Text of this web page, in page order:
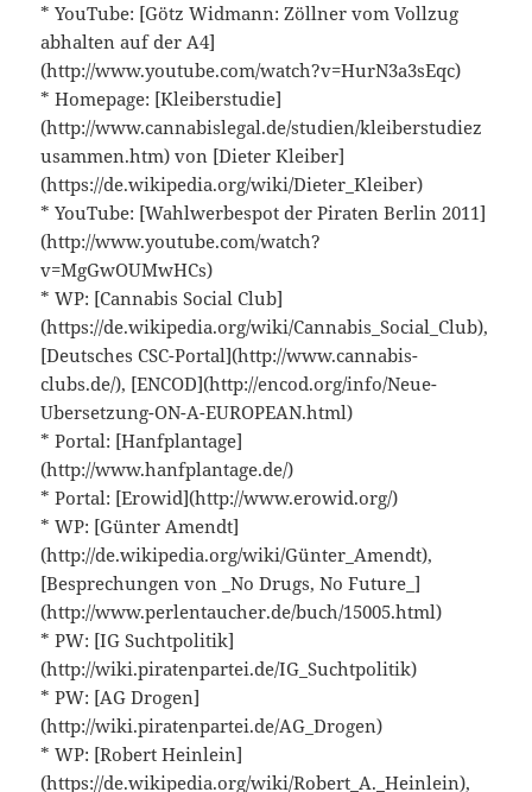
* YouTube: [Götz Widmann: Zöllner vom Vollzug
abhalten auf der A4]
(http://www.youtube.com/watch?v=HurN3a3sEqc)
* Homepage: [Kleiberstudie]
(http://www.cannabislegal.de/studien/kleiberstudiez
usammen.htm) von [Dieter Kleiber]
(https://de.wikipedia.org/wiki/Dieter_Kleiber)
* YouTube: [Wahlwerbespot der Piraten Berlin 2011]
(http://www.youtube.com/watch?
v=MgGwOUMwHCs)
* WP: [Cannabis Social Club]
(https://de.wikipedia.org/wiki/Cannabis_Social_Club),
[Deutsches CSC-Portal](http://www.cannabis-
clubs.de/), [ENCOD](http://encod.org/info/Neue-
Ubersetzung-ON-A-EUROPEAN.html)
* Portal: [Hanfplantage]
(http://www.hanfplantage.de/)
* Portal: [Erowid](http://www.erowid.org/)
* WP: [Günter Amendt]
(http://de.wikipedia.org/wiki/Günter_Amendt),
[Besprechungen von _No Drugs, No Future_]
(http://www.perlentaucher.de/buch/15005.html)
* PW: [IG Suchtpolitik]
(http://wiki.piratenpartei.de/IG_Suchtpolitik)
* PW: [AG Drogen]
(http://wiki.piratenpartei.de/AG_Drogen)
* WP: [Robert Heinlein]
(https://de.wikipedia.org/wiki/Robert_A._Heinlein),